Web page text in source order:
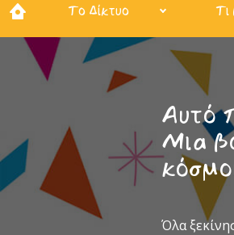
Το Δίκτυο
Αυτό
Μια
Όλα